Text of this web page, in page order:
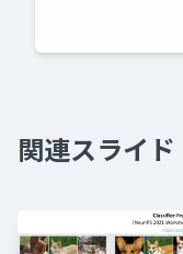
関連スライド